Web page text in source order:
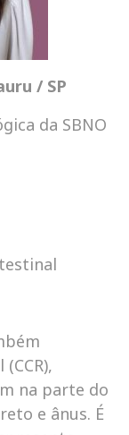
/ SP
da SBNO
na parte do
e ânus. É